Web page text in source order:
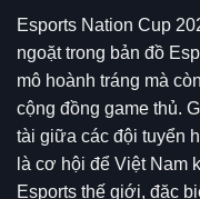
Esports Nation Cup
ngoặt trong bản đồ
mô hoành tráng mà
cộng đồng game thủ.
tài giữa các đội tuyển
là cơ hội để Việt Nam
Esports thế giới, đặc